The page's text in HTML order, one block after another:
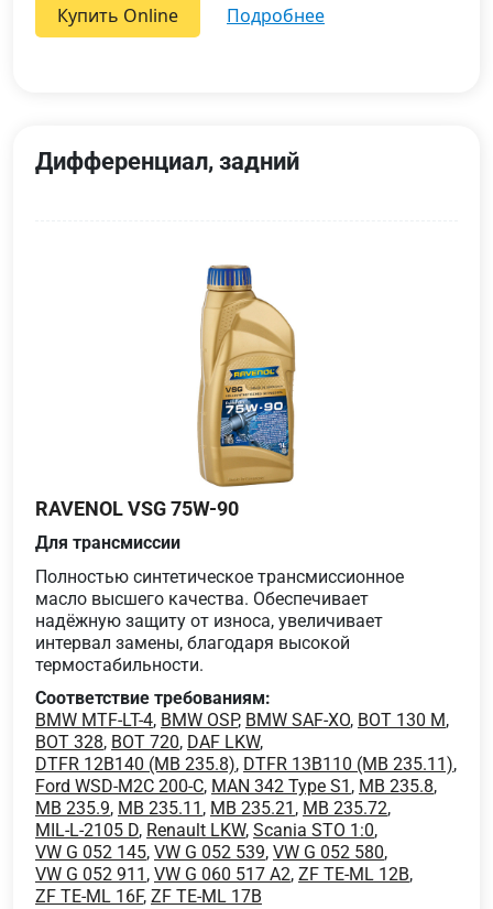
Купить Online подробнее
Дифференциал, задний
RAVENOL VSG 75W-90
Для трансмиссии
Полностью синтетическое трансмиссионное
масло высшего качества. Обеспечивает
надёжную защиту от износа, увеличивает
интервал замены, благодаря высокой
термостабильности.
Соответствие требованиям:
BMW MTF-LT-4, BMW OSP, BMW SAF-XO, BOT 130 M,
BOT 328, BOT 720, DAF LKW,
DTFR 12B140 (MB 235.8), DTFR 13B110 (MB 235.11),
Ford WSD-M2C 200-C, MAN 342 Type S1 , MB 235.8,
MB 235.9, MB 235.11 , MB 235.21 , MB 235.72,
MIL-L-2105 D, Renault LKW, Scania STO 1:0,
VW G 052 145, VW G 052 539, VW G 052 580,
VW G 052 911 , VW G 060 517 A2, ZF TE-ML 12B,
ZF TE-ML 16F, ZF TE-ML 17B